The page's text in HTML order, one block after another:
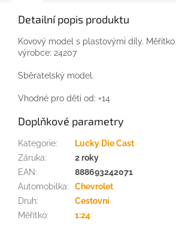
Detailní popis produktu
Kovový model s plastovými díly. Měřítko
výrobce: 24207
Sběratelský model.
Vhodné pro děti od: +14
Doplňkové parametry
Kategorie:
Lucky Die Cast
Záruka:
2 roky
EAN:
888693242071
Automobilka:
Chevrolet
Druh:
Cestovní
Měřítko: 1:24